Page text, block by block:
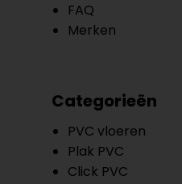
FAQ
Merken
Categorieën
PVC vloeren
Plak PVC
Click PVC